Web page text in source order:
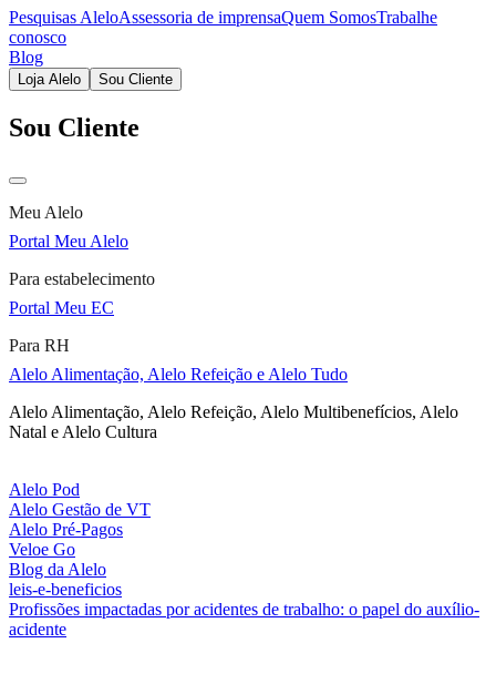
Pesquisas AleloAssessoria de imprensaQuem SomosTrabalhe
conosco
Blog
Loja Alelo Sou Cliente
Sou Cliente
Meu Alelo
Portal Meu Alelo
Para estabelecimento
Portal Meu EC
Para RH
Alelo Alimentação, Alelo Refeição e Alelo Tudo
Alelo Alimentação, Alelo Refeição, Alelo Multibenefícios, Alelo
Natal e Alelo Cultura
Alelo Pod
Alelo Gestão de VT
Alelo Pré-Pagos
Veloe Go
Blog da Alelo
leis-e-beneficios
Profissões impactadas por acidentes de trabalho: o papel do auxílio-
acidente